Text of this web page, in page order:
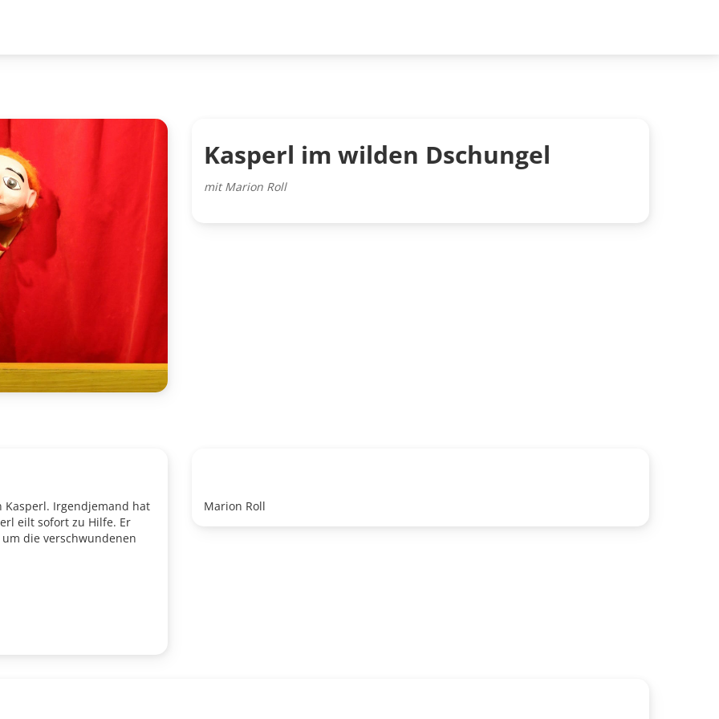
Kasperl im wilden Dschungel
mit Marion Roll
Irgendjemand hat
eilt sofort zu Hilfe. Er
die verschwundenen
Marion Roll